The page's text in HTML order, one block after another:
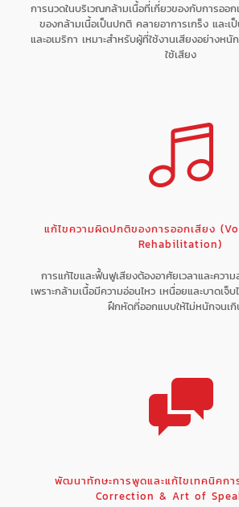
การนวดในบริเวณกล้ามเนื้อที่เกี่ยวของกับการออก
ของกล้ามเนื้อเป็นปกติ คลายอาการเกร็ง และ
และอเมริกา เหมาะสำหรับผู้ที่ใช้งานเสียงอย่าง
ใช้เสียง
แก้ไขความผิดปกติของการออกเสียง
Rehabilitation)
การแก้ไขและฟื้นฟูเสียงต้องอาศัยเวลาและควา
เพราะกล้ามเนื้อมีความอ่อนไหว เหนื่อยและบาดเจ็
ฝึกหัดที่ออกแบบให้ไม่หนักจนเกิ
พัฒนาทักษะการพูดและแก้ไขเทคนิคก
Correction & Art of